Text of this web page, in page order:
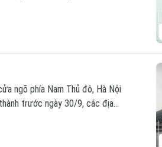
ngõ phía Nam Thủ đô, Hà Nội
trước ngày 30/9, các địa